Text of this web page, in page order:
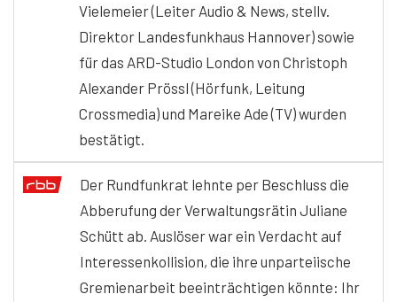
Vielemeier (Leiter Audio & News, stellv.
Direktor Landesfunkhaus Hannover) sowie
für das ARD-Studio London von Christoph
Alexander Prössl (Hörfunk, Leitung
Crossmedia) und Mareike Ade (TV) wurden
bestätigt.
Der Rundfunkrat lehnte per Beschluss die
Abberufung der Verwaltungsrätin Juliane
Schütt ab. Auslöser war ein Verdacht auf
Interessenkollision, die ihre unparteiische
Gremienarbeit beeinträchtigen könnte: Ihr